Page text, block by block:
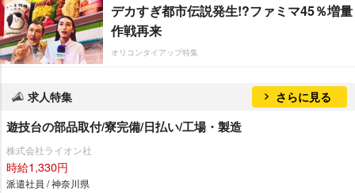
デカすぎ都市伝説発生!?ファミマ45％増量
作戦再来
オリコンタイアップ特集
求人特集 さらに見る
遊技台の部品取付/寮完備/日払い/工場・製造
株式会社ライオン社
時給1,330円
派遣社員 / 神奈川県